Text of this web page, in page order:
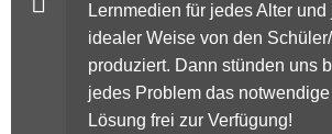
Lernmedien für jedes Alter
idealer Weise von den
produziert. Dann stünden uns
jedes Problem das
Lösung frei zur Verfügung!